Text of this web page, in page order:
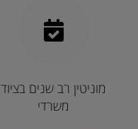
מוניטין רב שנים בציוד
משרדי